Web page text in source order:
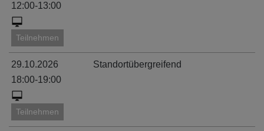
12:00-13:00
Teilnehmen
29.10.2026
Standortübergreifend
18:00-19:00
Teilnehmen